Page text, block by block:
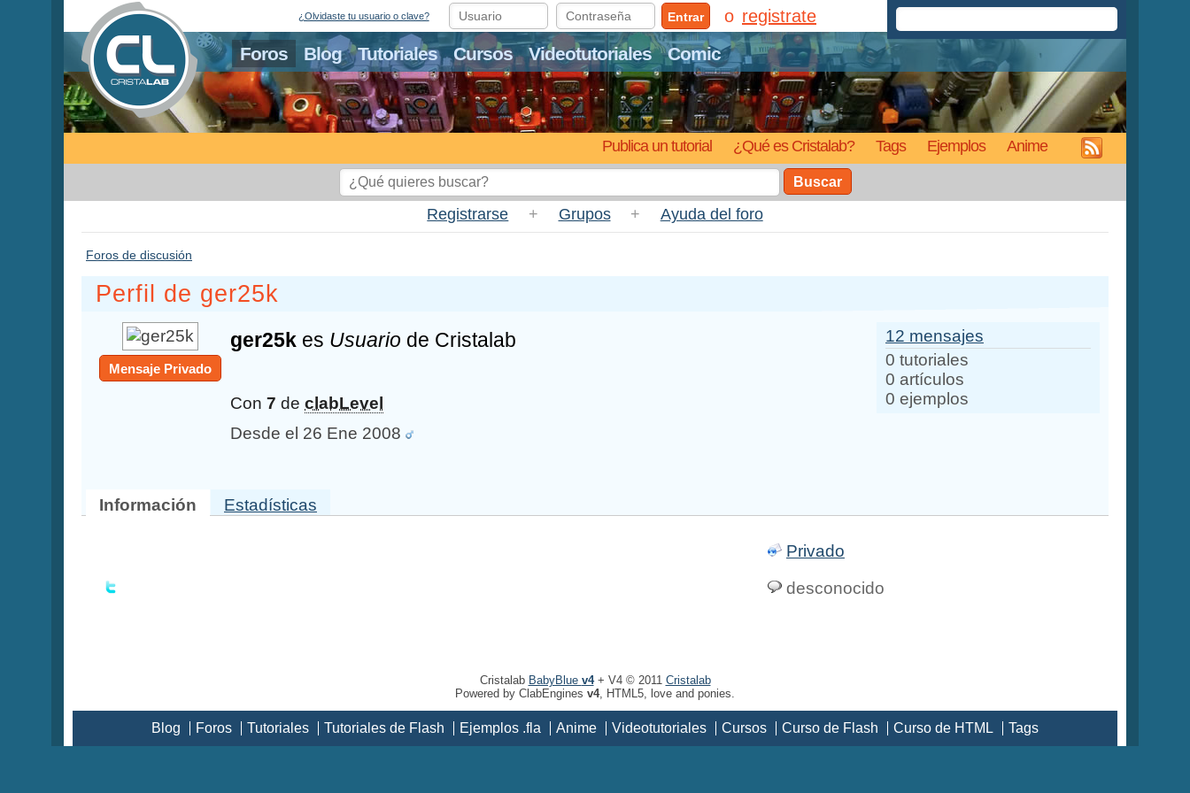
Foros Blog Tutoriales Cursos Videotutoriales Comic
Publica un tutorial ¿Qué es Cristalab? Tags Ejemplos Anime
¿Olvidaste tu usuario o clave? Entrar registrate
Buscar
Registrarse + Grupos + Ayuda del foro
Foros de discusión
Perfil de ger25k
Mensaje Privado
ger25k es Usuario de Cristalab
Con 7 de clabLevel
Desde el 26 Ene 2008
12 mensajes
0 tutoriales
0 artículos
0 ejemplos
Información Estadísticas
Privado
desconocido
Cristalab BabyBlue v4+ V4 © 2011 Cristalab
Powered by ClabEngines v4, HTML5, love and ponies.
Blog Foros Tutoriales Tutoriales de Flash Ejemplos .fla Anime Videotutoriales Cursos Curso de Flash Curso de HTML Tags